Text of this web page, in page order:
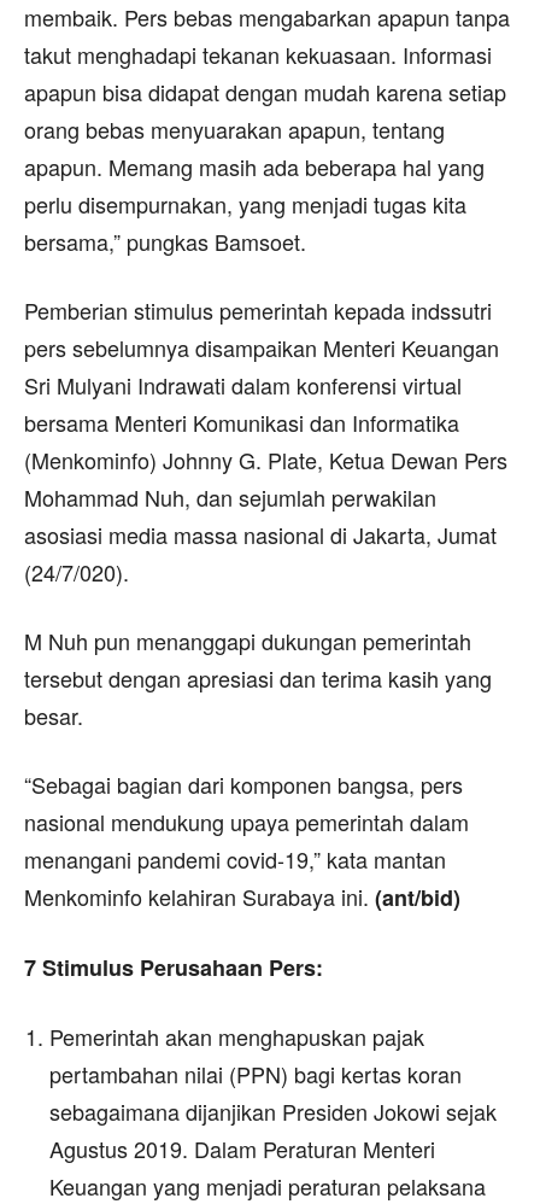
membaik. Pers bebas mengabarkan apapun tanpa
takut menghadapi tekanan kekuasaan. Informasi
apapun bisa didapat dengan mudah karena setiap
orang bebas menyuarakan apapun, tentang
apapun. Memang masih ada beberapa hal yang
perlu disempurnakan, yang menjadi tugas kita
bersama,” pungkas Bamsoet.
Pemberian stimulus pemerintah kepada indssutri
pers sebelumnya disampaikan Menteri Keuangan
Sri Mulyani Indrawati dalam konferensi virtual
bersama Menteri Komunikasi dan Informatika
(Menkominfo) Johnny G. Plate, Ketua Dewan Pers
Mohammad Nuh, dan sejumlah perwakilan
asosiasi media massa nasional di Jakarta, Jumat
(24/7/020).
M Nuh pun menanggapi dukungan pemerintah
tersebut dengan apresiasi dan terima kasih yang
besar.
“Sebagai bagian dari komponen bangsa, pers
nasional mendukung upaya pemerintah dalam
menangani pandemi covid-19,” kata mantan
Menkominfo kelahiran Surabaya ini. (ant/bid)
7 Stimulus Perusahaan Pers:
Pemerintah akan menghapuskan pajak
pertambahan nilai (PPN) bagi kertas koran
sebagaimana dijanjikan Presiden Jokowi sejak
Agustus 2019. Dalam Peraturan Menteri
Keuangan yang menjadi peraturan pelaksana